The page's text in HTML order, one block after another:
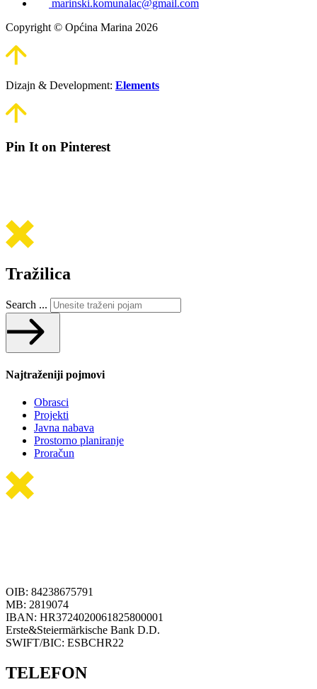
marinski.komunalac@gmail.com
Copyright © Općina Marina 2026
Dizajn & Development: Elements
Pin It on Pinterest
Tražilica
Search ...
Najtraženiji pojmovi
Obrasci
Projekti
Javna nabava
Prostorno planiranje
Proračun
OIB: 84238675791
MB: 2819074
IBAN: HR3724020061825800001
Erste&Steiermärkische Bank D.D.
SWIFT/BIC: ESBCHR22
TELEFON